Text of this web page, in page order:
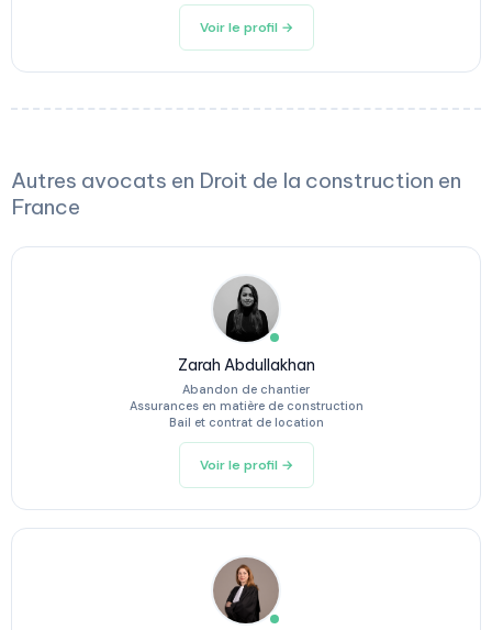
Voir le profil →
Autres avocats en Droit de la construction en
France
Zarah Abdullakhan
Abandon de chantier
Assurances en matière de construction
Bail et contrat de location
Voir le profil →